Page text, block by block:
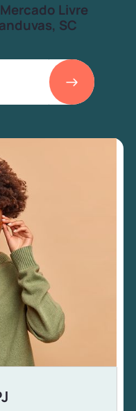
Livre
SC